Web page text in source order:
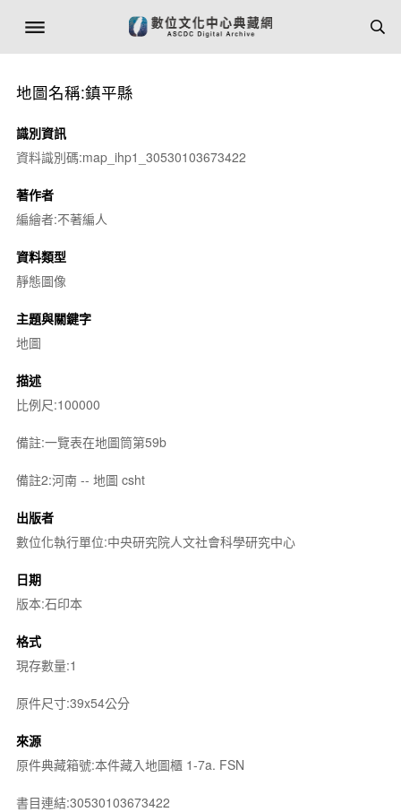
地圖名稱:鎮平縣
識別資訊
資料識別碼:map_ihp1_30530103673422
著作者
編繪者:不著編人
資料類型
靜態圖像
主題與關鍵字
地圖
描述
比例尺:100000
備註:一覽表在地圖筒第59b
備註2:河南 -- 地圖 csht
出版者
數位化執行單位:中央研究院人文社會科學研究中心
日期
版本:石印本
格式
現存數量:1
原件尺寸:39x54公分
來源
原件典藏箱號:本件藏入地圖櫃 1-7a. FSN
書目連結:30530103673422